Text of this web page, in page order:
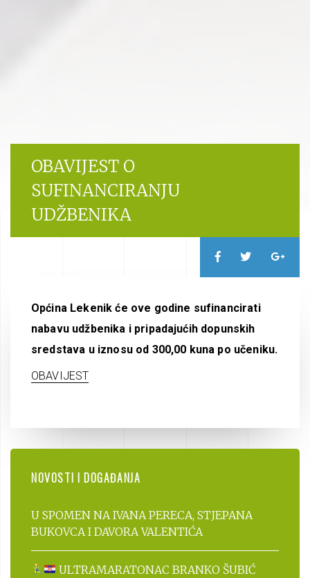
OBAVIJEST O
SUFINANCIRANJU
UDŽBENIKA
Općina Lekenik će ove godine sufinancirati
nabavu udžbenika i pripadajućih dopunskih
sredstava u iznosu od 300,00 kuna po učeniku.
OBAVIJEST
NOVOSTI I DOGAĐANJA
U SPOMEN NA IVANA PERECA, STJEPANA
BUKOVCA I DAVORA VALENTIĆA
ULTRAMARATONAC BRANKO ŠUBIĆ